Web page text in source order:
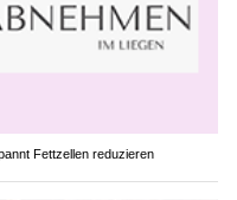
Fettzellen reduzieren